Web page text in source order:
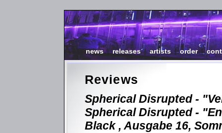
news| releases|artists |order|
Reviews
Spherical Disrupted -
Spherical Disrupted -
Black , Ausgabe 16,